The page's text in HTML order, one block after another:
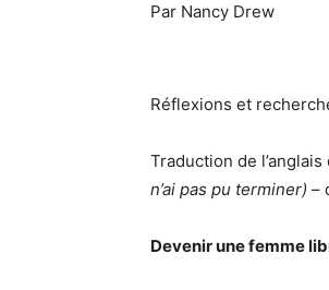
Par Nancy Drew
Réflexions et
Traduction de
n’ai pas pu terminer) –
Devenir une femme